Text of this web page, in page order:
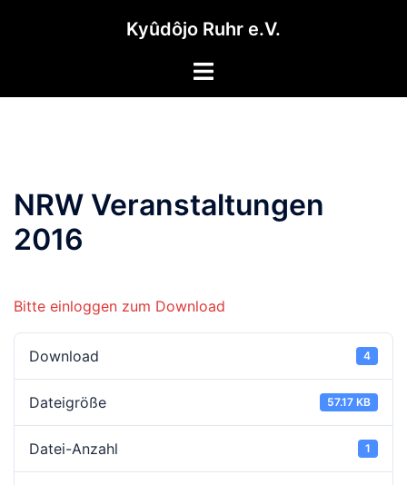
Kyûdôjo Ruhr e.V.
Menü
NRW Veranstaltungen
2016
Bitte einloggen zum Download
Download 4
Dateigröße 57.17 KB
Datei-Anzahl 1